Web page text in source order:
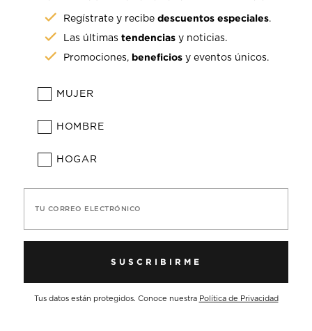
Regístrate y recibedescuentos especiales.
Las últimastendencias y noticias.
Promociones, beneficios y eventos únicos.
MUJER
HOMBRE
HOGAR
TU CORREO ELECTRÓNICO
SUSCRIBIRME
Tus datos están protegidos. Conoce nuestra Política de Privacidad